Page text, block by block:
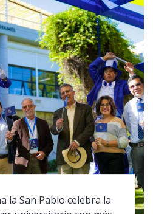
la San Pablo celebra la